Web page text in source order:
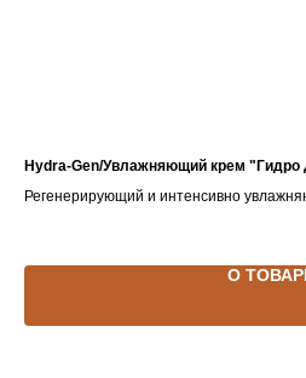
Hydra-Gen/Увлажняющий крем "Гидро
Регенерирующий и интенсивно
О